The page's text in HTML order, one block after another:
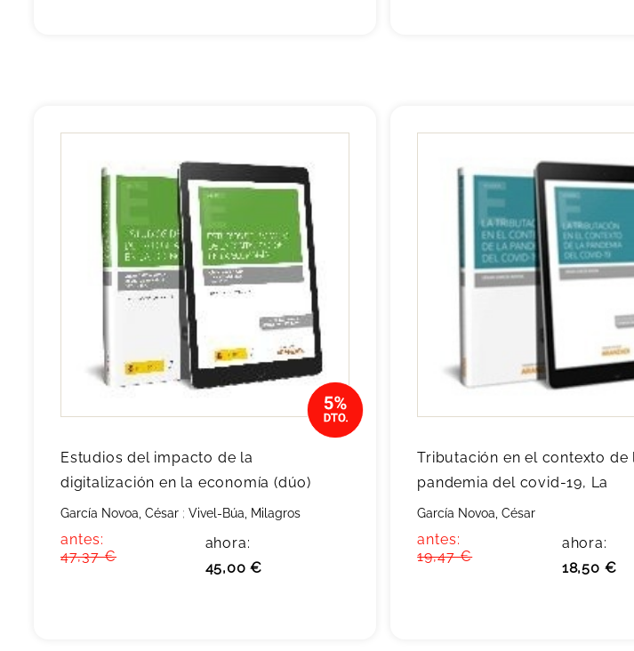
Estudios del impacto de la
digitalización en la economía (dúo)
García Novoa, César ; Vivel-Búa, Milagros
antes:
47,37 €
ahora:
45,00 €
Tributación en el contexto de
pandemia del covid-19, La
García Novoa, César
antes:
19,47 €
ahora:
18,50 €